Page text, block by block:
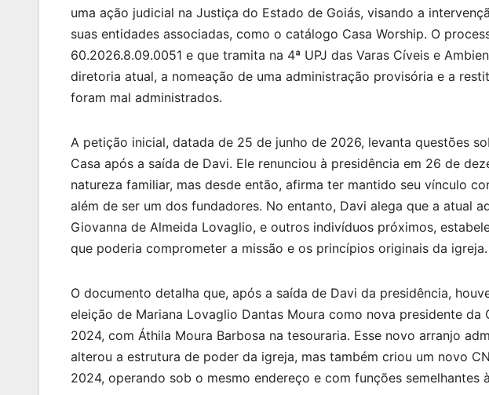
uma ação judicial na Justiça do Estado de Goiás, visando a
suas entidades associadas, como o catálogo Casa Worship. O
60.2026.8.09.0051 e que tramita na 4ª UPJ das Varas Cíveis e
diretoria atual, a nomeação de uma administração provisória e a
foram mal administrados.
A petição inicial, datada de 25 de junho de 2026, levanta questões
Casa após a saída de Davi. Ele renunciou à presidência em 26 de
natureza familiar, mas desde então, afirma ter mantido seu vínculo
além de ser um dos fundadores. No entanto, Davi alega que a atual
Giovanna de Almeida Lovaglio, e outros indivíduos próximos,
que poderia comprometer a missão e os princípios originais da igreja.
O documento detalha que, após a saída de Davi da presidência,
eleição de Mariana Lovaglio Dantas Moura como nova presidente
2024, com Áthila Moura Barbosa na tesouraria. Esse novo arranjo
alterou a estrutura de poder da igreja, mas também criou um novo
2024, operando sob o mesmo endereço e com funções semelhantes